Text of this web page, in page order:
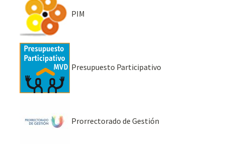
PIM
Presupuesto Participativo
Prorrectorado de Gestión